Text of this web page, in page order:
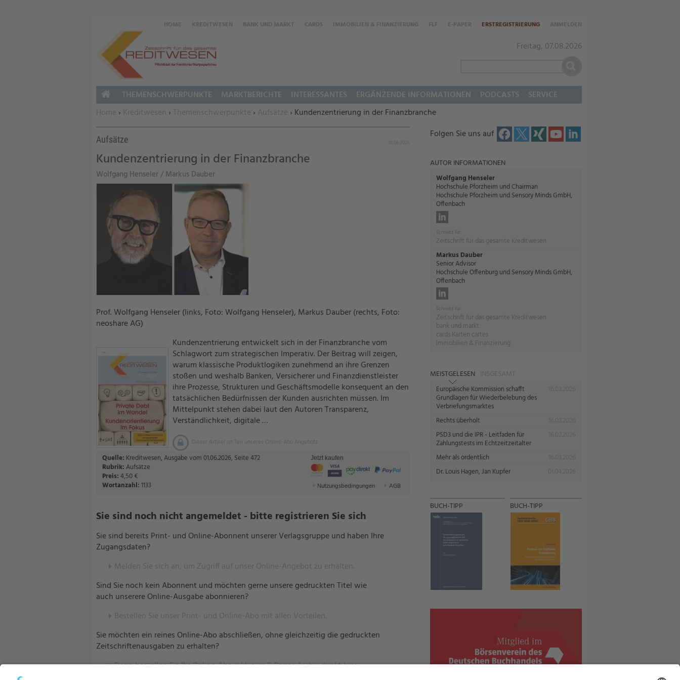
Freitag, 07.08.2026
HOME KREDITWESEN BANK UND MARKT CARDS IMMOBILIEN & FINANZIERUNG FLF E-PAPER ERSTREGISTRIERUNG ANMELDEN
Sie befinden sich hier:
Home › Kreditwesen › Themenschwerpunkte › Aufsätze › Kundenzentrierung in der Finanzbranche
Aufsätze
Kundenzentrierung in der Finanzbranche
Wolfgang Henseler / Markus Dauber
Prof. Wolfgang Henseler (links, Foto: Wolfgang Henseler), Markus Dauber (rechts, Foto:
neoshare AG)
Kundenzentrierung entwickelt sich in der Finanzbranche vom
Schlagwort zum strategischen Imperativ. Der Beitrag will zeigen,
warum klassische Produktlogiken zunehmend an ihre Grenzen
stoßen und weshalb Banken, Versicherer und Finanzdienstleister
ihre Prozesse, Strukturen und Geschäftsmodelle konsequent an den
tatsächlichen Bedürfnissen der Kunden ausrichten müssen. Im
Mittelpunkt stehen dabei laut den Autoren Transparenz,
Verständlichkeit, digitale …
Dieser Artikel ist Teil unseres Online-Abo Angebots.
Quelle: Kreditwesen, Ausgabe vom 01.06.2026, Seite 472
Rubrik:Aufsätze
Preis:4,50 €
Wortanzahl:1133
Jetzt kaufen
Nutzungsbedingungen AGB
Sie sind noch nicht angemeldet - bitte registrieren Sie sich
Sie sind bereits Print- und Online-Abonnent unserer Verlagsgruppe und haben Ihre
Zugangsdaten?
Melden Sie sich an, um Zugriff auf unser Online-Angebot zu erhalten.
Sind Sie noch kein Abonnent und möchten gerne unsere gedruckten Titel wie
auch unserere Online-Ausgabe abonnieren?
Bestellen Sie unser Print- und Online-Abo mit allen Vorteilen.
Sie möchten ein reines Online-Abo abschließen, ohne gleichzeitig die gedruckten
Zeitschriftenausgaben zu erhalten?
Dann bestellen Sie Ihr Online-Abo inklusive E-Paper-Archiv direkt hier.
Folgen Sie uns auf
AUTOR INFORMATIONEN
Wolfgang Henseler
Hochschule Pforzheim und Chairman
Hochschule Pforzheim und Sensory Minds GmbH,
Offenbach
Schreibt für:
Zeitschrift für das gesamte Kreditwesen
Markus Dauber
Senior Advisor
Hochschule Offenburg und Sensory Minds GmbH,
Offenbach
Schreibt für:
Zeitschrift für das gesamte Kreditwesen
bank und markt
cards Karten cartes
Immobilien & Finanzierung
MEISTGELESEN INSGESAMT
Europäische Kommission schafft
Grundlagen für Wiederbelebung des
Verbriefungsmarktes
Rechts überholt
PSD3 und die IPR - Leitfaden für
Zahlungstests im Echtzeitzeitalter
Mehr als ordentlich
Dr. Louis Hagen, Jan Kupfer
BUCH-TIPP BUCH-TIPP
HOME
THEMENSCHWERPUNKTE MARKTBERICHTE INTERESSANTES ERGÄNZENDE INFORMATIONEN PODCASTS SERVICE